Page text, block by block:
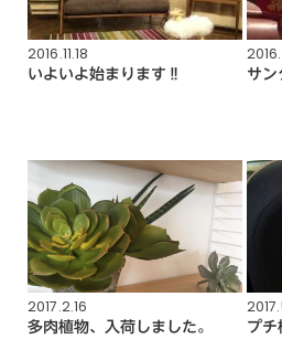
2016.11.18
いよいよ始まります‼︎ サン
2017.2.16
多肉植物、入荷しました。 プチ